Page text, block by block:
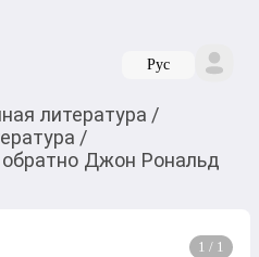
Руc
литература /
/
Джон Рональд
1 / 1